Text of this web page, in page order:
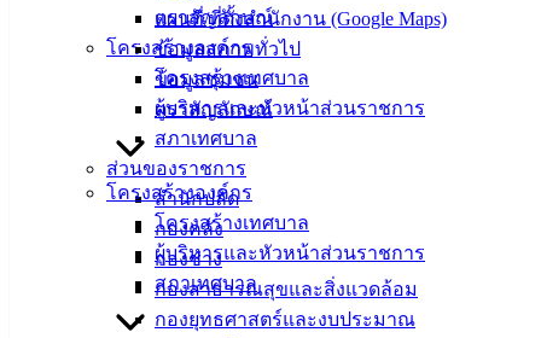
ตราสัญลักษณ์
โครงสร้างองค์กร
โครงสร้างเทศบาล
ผู้บริหารและหัวหน้าส่วนราชการ
สภาเทศบาล
ส่วนของราชการ
สำนักปลัด
กองคลัง
กองช่าง
กองสาธารณสุขและสิ่งแวดล้อม
กองยุทธศาสตร์และงบประมาณ
แผนที่/ที่ตั้งสำนักงาน (Google Maps)
ข้อมูลสภาพทั่วไป
ข้อมูลชุมชน
ตราสัญลักษณ์
โครงสร้างองค์กร
โครงสร้างเทศบาล
ผู้บริหารและหัวหน้าส่วนราชการ
สภาเทศบาล
ด้วยสำนักงานโยธาธิการและผังเมืองจังหวัดชลบุรี แจ้ง
ประชาสัมพันธ์การก่อสร้างและซ่อมแซมถนนซอยห้วยกะปิ 15
เขตเทศบาลเมืองอ่างศิลา เชื่อมต่อกับถนนสุขุมวิท ระยะทาง
ประมาณ 50 เมตร ระหว่างวันที่ 5 – 22 มกราคม 2567 ซึ่งมีความ
จำเป็นต้องปิดการจราจรบางส่วนในพื้นที่ก่อสร้าง ทำให้การ
สัญจรไม่สะดวก
จึงขอให้ประชาชนใช้รถใช้ถนนด้วยความระมัดระวัง หรือโปรด
หลีกเลี่ยงการใช้เส้นทางบริเวณปากซอยห้วยกะปิ 15 เชื่อมต่อกับ
ถนนสุขุมวิท ตั้งแต่วันที่ 5 – 22 มกราคมนี้